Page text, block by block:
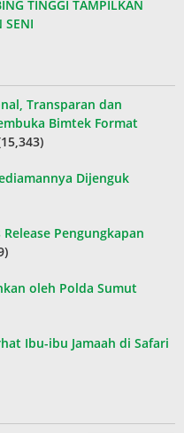
TINGGI TAMPILKAN
SENI
Transparan dan
Bimtek Format
Dijenguk
Pengungkapan
oleh Polda Sumut
Ibu-ibu Jamaah di Safari